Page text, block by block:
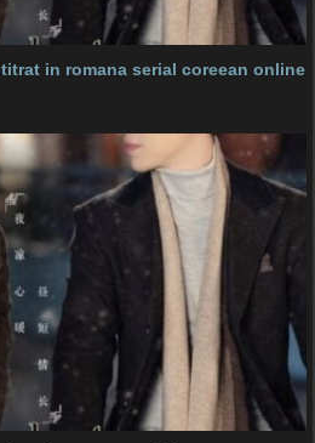
in romana serial coreean online